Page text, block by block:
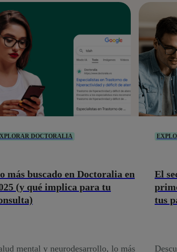
DOCTORALIA
más buscado en Doctoralia en
(y qué implica para tu
mental y neurodesarrollo, lo más
El
tus